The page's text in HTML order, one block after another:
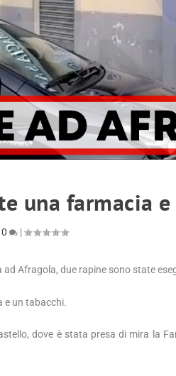
una farmacia
0 |
Afragola, due rapine sono state
e un tabacchi.
dove è stata presa di mira la